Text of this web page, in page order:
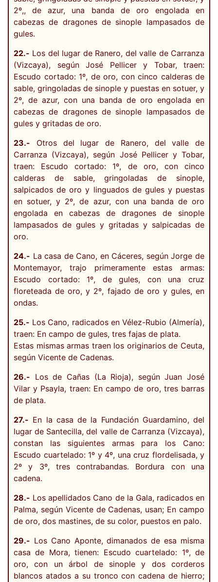
2º,, de azur, una banda de oro engolada en
cabezas de dragones de sinople lampasados de
gules.
22.- Los del lugar de Ranero, del valle de Carranza
(Vizcaya), según José Pellicer y Tobar, traen:
Escudo cortado: 1º, de oro, con cinco calderas de
sable, gringoladas de sinople y puestas en sotuer, y
2º, de azur, con una banda de oro engolada en
cabezas de dragones de sinople lampasados de
gules y gritadas de oro.
23.- Otros del lugar de Ranero, del valle de
Carranza (Vizcaya), según José Pellicer y Tobar,
traen: Escudo cortado: 1º, de oro, con cinco
calderas de sable, gringoladas de sinople,
salpicados de oro y linguados de gules y puestas
en sotuer, y 2º, de azur, con una banda de oro
engolada en cabezas de dragones de sinople
lampasados de gules y gritadas y salpicadas de
oro.
24.- La casa de Cano, en Cáceres, según Jorge de
Montemayor, trajo primeramente estas armas:
Escudo cortado: 1º, de gules, con una cruz
floreteada de oro, y 2º, fajado de oro y gules, en
ondas.
25.- Los Cano, radicados en Vélez-Rubio (Almería),
traen: En campo de gules, tres fajas de plata.
Estas mismas armas traen los originarios de Ceuta,
según Vicente de Cadenas.
26.- Los de Cañas (La Rioja), según Juan José
Vilar y Psayla, traen: En campo de oro, tres barras
de plata.
27.- En la casa de la Fundación Guardamino, del
lugar de Santecilla, del valle de Carranza (Vizcaya),
constan las siguientes armas para los Cano:
Escudo cuartelado: 1º y 4º, una cruz flordelisada, y
2º y 3º, tres contrabandas. Bordura con una
cadena.
28.- Los apellidados Cano de la Gala, radicados en
Palma, según Vicente de Cadenas, usan; En campo
de oro, dos mastines, de su color, puestos en palo.
29.- Los Cano Aponte, dimanados de esa misma
casa de Mora, tienen: Escudo cuartelado: 1º, de
oro, con un árbol de sinople y dos corderos
blancos atados a su tronco con cadena de hierro;